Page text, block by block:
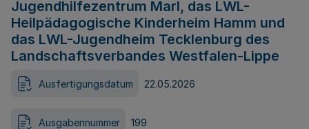
Jugendhilfezentrum Marl, das LWL-
Heilpädagogische Kinderheim Hamm und
das LWL-Jugendheim Tecklenburg des
Landschaftsverbandes Westfalen-Lippe
Ausfertigungsdatum 22.05.2026
Ausgabennummer 199